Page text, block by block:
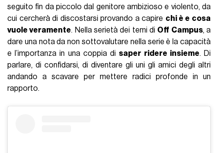
seguito fin da piccolo dal genitore ambizioso e violento, da
cui cercherà di discostarsi provando a capire chi è e cosa
vuole veramente. Nella serietà dei temi di Off Campus, a
dare una nota da non sottovalutare nella serie è la capacità
e l’importanza in una coppia di saper ridere insieme. Di
parlare, di confidarsi, di diventare gli uni gli amici degli altri
andando a scavare per mettere radici profonde in un
rapporto.